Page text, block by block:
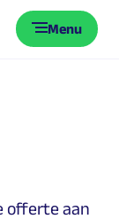
Menu
offerte aan